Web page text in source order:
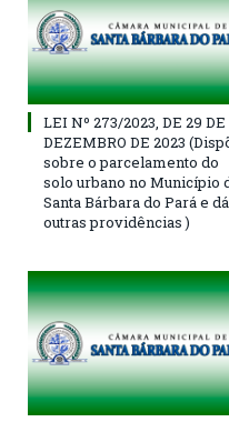
LEI Nº 273/2023, DE 29 DE
DEZEMBRO DE 2023
sobre o parcelamento do
solo urbano no Município
Santa Bárbara do Pará e dá
outras providências )